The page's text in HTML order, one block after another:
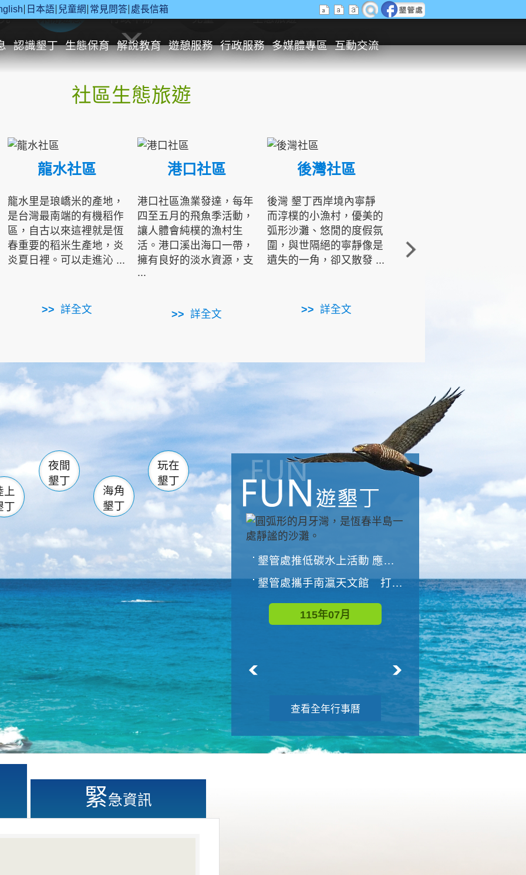
日本語 兒童網 常見問答 處長信箱
認識墾丁 生態保育 解說教育 遊憩服務 行政服務 多媒體專區 互動交流
休閒遊憩 行政申辦 兒童 生態旅遊
社區生態旅遊
龍水社區
龍水里是琅嶠米的產地，
是台灣最南端的有機稻作
區，自古以來這裡就是恆
春重要的稻米生產地，炎
炎夏日裡。可以走進沁 ...
詳全文
港口社區
港口社區漁業發達，每年
四至五月的飛魚季活動，
讓人體會純樸的漁村生
活。港口溪出海口一帶，
擁有良好的淡水資源，支
...
詳全文
後灣社區
後灣 墾丁西岸境內寧靜
而淳樸的小漁村，優美的
弧形沙灘、悠閒的度假氛
圍，與世隔絕的寧靜像是
遺失的一角，卻又散發 ...
詳全文
角的端點，冬季海浪拍打
著礁岸，旺盛的侵蝕作
南仁湖
滿州 佳樂水
森林遊樂區
墾管處遊客中心
社頂公園 風吹沙
船帆石 龍磐公園
香蕉灣 龍坑
鵝鑾鼻
上
丁
夜間
墾丁
海角
墾丁
玩在
墾丁
墾管處推低碳水上活動 應屆畢業生限額免費參加
墾管處攜手南瀛天文館 打造沉浸式天文探索營隊
115年07月
與國家公園有約-優游潮間
115年08月
查看全年行事曆
緊急資訊